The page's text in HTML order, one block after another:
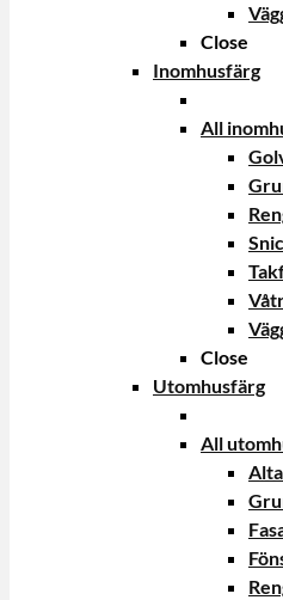
Close
Inomhusfärg
All
Close
Utomhusfärg
All